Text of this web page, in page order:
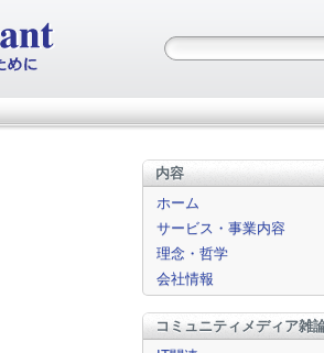
内容
ホーム
サービス・事業内容
理念・哲学
会社情報
コミュニティメディア雑